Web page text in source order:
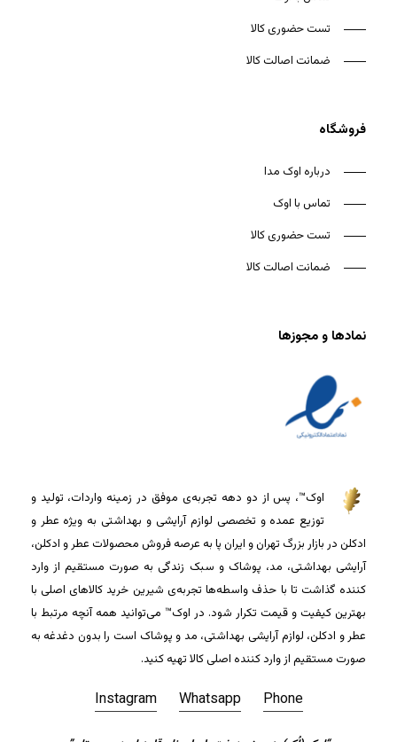
تست حضوری کالا
ضمانت اصالت کالا
فروشگاه
درباره اوک مدا
تماس با اوک
تست حضوری کالا
ضمانت اصالت کالا
نمادها و مجوزها
اوک™، پس از دو دهه تجربه‌ی موفق در زمینه واردات، تولید و
توزیع عمده و تخصصی لوازم آرایشی و بهداشتی به ویژه عطر و
ادکلن در بازار بزرگ تهران و ایران پا به عرصه فروش محصولات عطر و ادکلن،
آرایشی بهداشتی، مد، پوشاک و سبک زندگی به صورت مستقیم از وارد
کننده گذاشت تا با حذف واسطه‌ها تجربه‌ی شیرین خرید کالاهای اصلی با
بهترین کیفیت و قیمت تکرار شود. در اوک™ می‌توانید همه آنچه مرتبط با
عطر و ادکلن، لوازم آرایشی بهداشتی، مد و پوشاک است را بدون دغدغه به
صورت مستقیم از وارد کننده اصلی کالا تهیه کنید.
Instagram Whatsapp Phone